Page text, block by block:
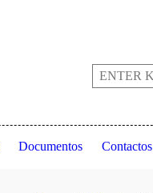
Documentos Contactos